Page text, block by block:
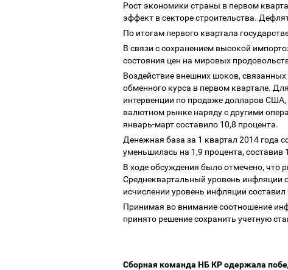
Рост экономики страны в первом
эффект в секторе строительства.
По итогам первого квартала
В связи с сохранением высокой
состояния цен на мировых
Воздействие внешних шоков,
обменного курса в первом квартале.
интервенции по продаже долларов
валютном рынке наряду с другими
январь-март составило 10,8 процента.
Денежная база за 1 квартал 2014 года
уменьшилась на 1,9 процента, составив
В ходе обсуждения было отмечено, что
Среднеквартальный уровень инфляции
исчислении уровень инфляции составил
Принимая во внимание соотношение
принято решение сохранить учетную
Сборная команда НБ КР одержала